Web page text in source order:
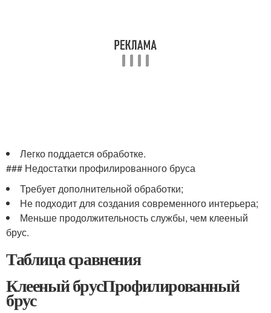
Легко поддается обработке.
### Недостатки профилированного бруса
Требует дополнительной обработки;
Не подходит для создания современного интерьера;
Меньше продолжительность службы, чем клееный
брус.
Таблица сравнения
Клееный брусПрофилированный
брус